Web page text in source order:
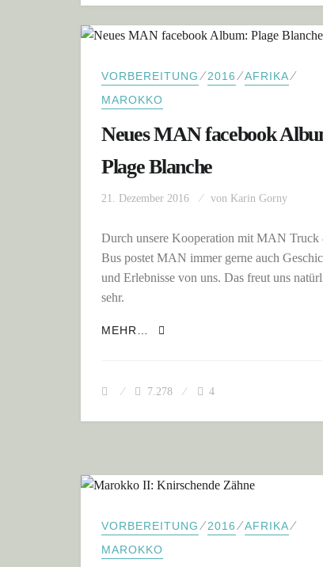
VORBEREITUNG ⁄2016 ⁄AFRIKA⁄
MAROKKO
Neues MAN facebook
Plage Blanche
21. Dezember 2016 von Karin Gorny
Durch unsere Kooperation mit MAN Truck
Bus postet MAN immer gerne auch
und Erlebnisse von uns. Das freut uns
sehr.
MEHR… NEUES MAN FACEBOOK
7.278 4
VORBEREITUNG ⁄2016 ⁄AFRIKA⁄
MAROKKO